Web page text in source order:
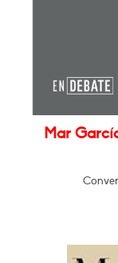
Mar